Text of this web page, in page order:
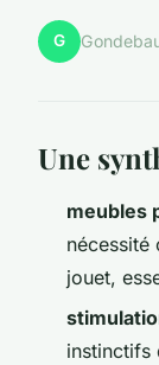
G
Une
meubles
nécessité
jouet,
instinctifs